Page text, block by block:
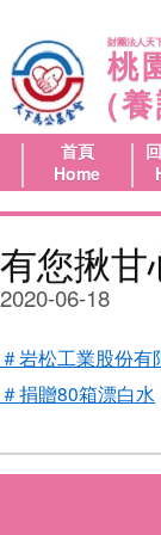
財團法人天
桃
(
首頁
Home
有您揪甘
2020-06-18
＃岩松工業股份有
＃捐贈80箱漂白水